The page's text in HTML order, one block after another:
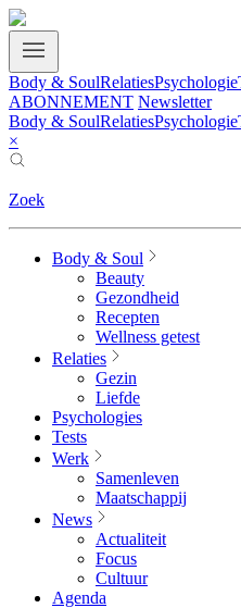
Body & SoulRelatiesPsychologie
ABONNEMENT Newsletter
Body & SoulRelatiesPsychologie
×
Zoek
Body & Soul
Beauty
Gezondheid
Recepten
Wellness getest
Relaties
Gezin
Liefde
Psychologies
Tests
Werk
Samenleven
Maatschappij
News
Actualiteit
Focus
Cultuur
Agenda